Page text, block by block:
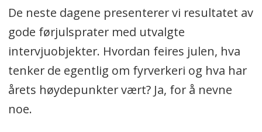
De neste dagene presenterer vi resultatet av
gode førjulsprater med utvalgte
intervjuobjekter. Hvordan feires julen, hva
tenker de egentlig om fyrverkeri og hva har
årets høydepunkter vært? Ja, for å nevne
noe.